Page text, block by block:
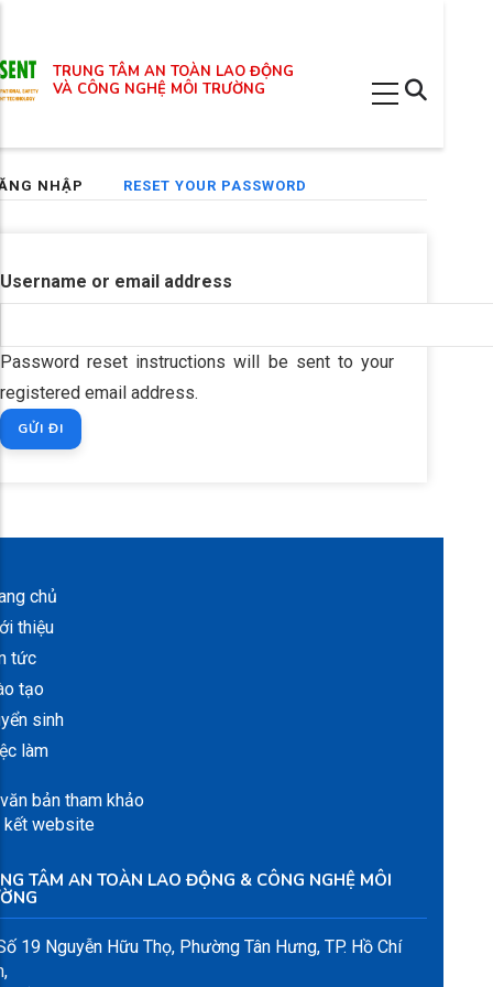
nội
dung
TRUNG TÂM AN TOÀN LAO ĐỘNG
VÀ CÔNG NGHỆ MÔI TRƯỜNG
NHẬP RESET YOUR PASSWORD
Username or email address
Password reset instructions will be sent to your
registered email address.
chủ
thiệu
tức
tạo
sinh
làm
bản tham khảo
kết website
TÂM AN TOÀN LAO ĐỘNG & CÔNG NGHỆ MÔI
19 Nguyễn Hữu Thọ, Phường Tân Hưng, TP. Hồ Chí